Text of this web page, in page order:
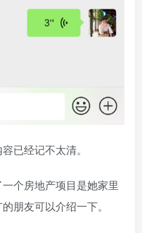
已经记不太清。
个房地产项目是她家里
朋友可以介绍一下。